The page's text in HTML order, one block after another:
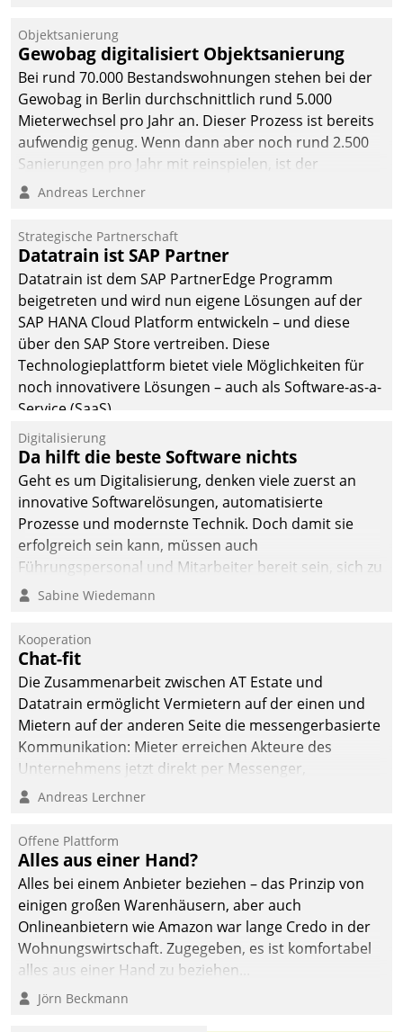
Objektsanierung
Gewobag digitalisiert Objektsanierung
Bei rund 70.000 Bestandswohnungen stehen bei der
Gewobag in Berlin durchschnittlich rund 5.000
Mieterwechsel pro Jahr an. Dieser Prozess ist bereits
aufwendig genug. Wenn dann aber noch rund 2.500
Sanierungen pro Jahr mit reinspielen, ist der
Betreuungs- und Organisationsaufwand immens. Im
kommunale Wohnungsbauunternehmen daher
gemeinsam mit der Berliner Datatrain GmbH den
Teilprozess der Objektsanierung digitalisiert.
Andreas Lerchner
Strategische Partnerschaft
Datatrain ist SAP Partner
Datatrain ist dem SAP PartnerEdge Programm
beigetreten und wird nun eigene Lösungen auf der
SAP HANA Cloud Platform entwickeln – und diese
über den SAP Store vertreiben. Diese
Technologieplattform bietet viele Möglichkeiten für
noch innovativere Lösungen – auch als Software-as-a-
Service (SaaS).
Digitalisierung
Da hilft die beste Software nichts
Geht es um Digitalisierung, denken viele zuerst an
innovative Softwarelösungen, automatisierte
Prozesse und modernste Technik. Doch damit sie
erfolgreich sein kann, müssen auch
Führungspersonal und Mitarbeiter bereit sein, sich zu
verändern und anzupassen, sonst werden sie an ihr
Sabine Wiedemann
Kooperation
Chat-fit
Die Zusammenarbeit zwischen AT Estate und
Datatrain ermöglicht Vermietern auf der einen und
Mietern auf der anderen Seite die messengerbasierte
Kommunikation: Mieter erreichen Akteure des
Unternehmens jetzt direkt per Messenger,
Mitarbeiter oder Dienstleister empfangen oder
Andreas Lerchner
Offene Plattform
Alles aus einer Hand?
Alles bei einem Anbieter beziehen – das Prinzip von
einigen großen Warenhäusern, aber auch
Onlineanbietern wie Amazon war lange Credo in der
Wohnungswirtschaft. Zugegeben, es ist komfortabel
alles aus einer Hand zu beziehen...
Jörn Beckmann